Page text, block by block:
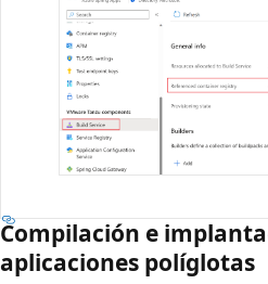
Compilación e
aplicaciones políglotas